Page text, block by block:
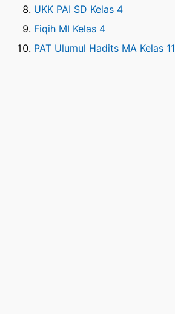
UKK PAI SD Kelas 4
Fiqih MI Kelas 4
PAT Ulumul Hadits MA Kelas 11